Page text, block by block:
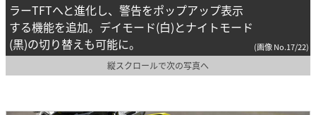
ラーTFTへと進化し、警告をポップアップ表示
する機能を追加。デイモード(白)とナイトモード
(黒)の切り替えも可能に。
(画像 No.17/22)
縦スクロールで次の写真へ